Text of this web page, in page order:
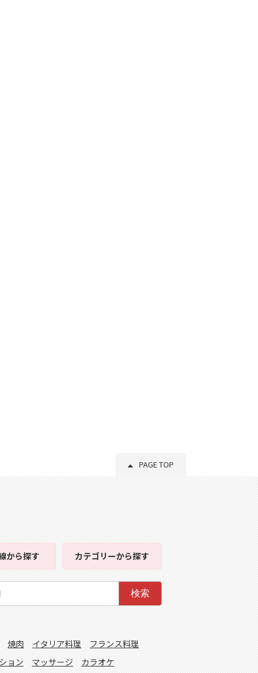
PAGE TOP
から探す カテゴリーから探す
検索
焼肉 イタリア料理
フランス料理
ョン マッサージ カラオケ